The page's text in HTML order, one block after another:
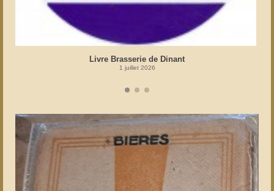
Livre Brasserie de Dinant
1 juillet 2026